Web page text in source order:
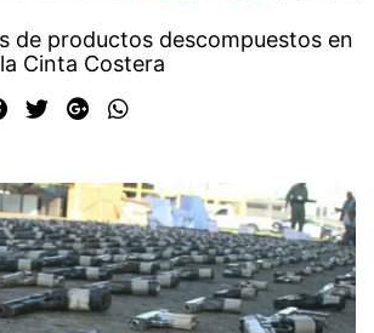
de productos descompuestos en
Cinta Costera